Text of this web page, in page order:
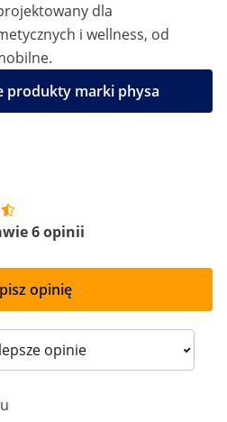
dla
i wellness, od
produkty marki physa
6 opinii
opinię
reviews